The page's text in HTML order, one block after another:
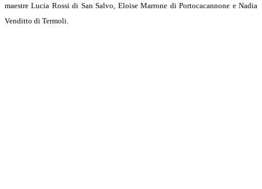
maestre Lucia Rossi di San Salvo, Eloise Marrone di Portocacannone e Nadia
Venditto di Termoli.